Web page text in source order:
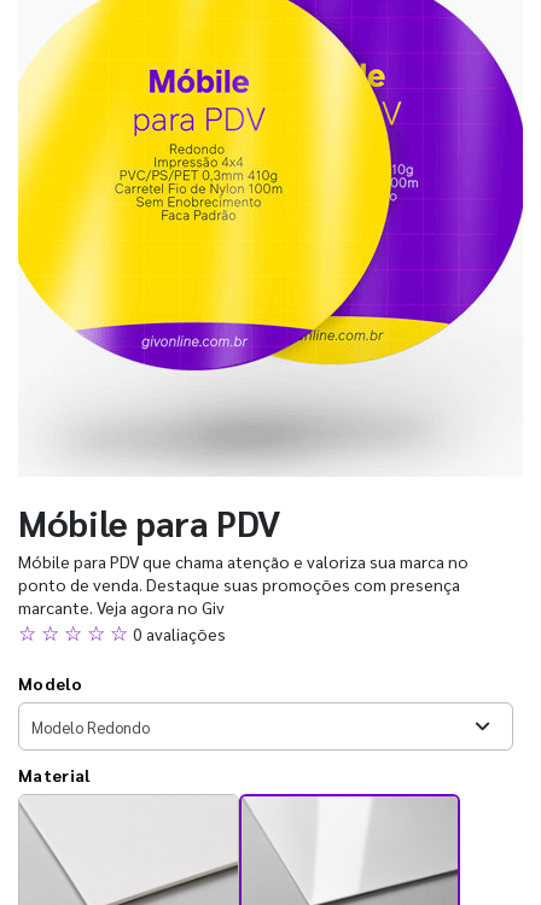
Móbile para PDV
Móbile para PDV que chama atenção e valoriza sua marca no
ponto de venda. Destaque suas promoções com presença
marcante. Veja agora no Giv
☆ ☆ ☆ ☆ ☆ 0 avaliações
Modelo
Material